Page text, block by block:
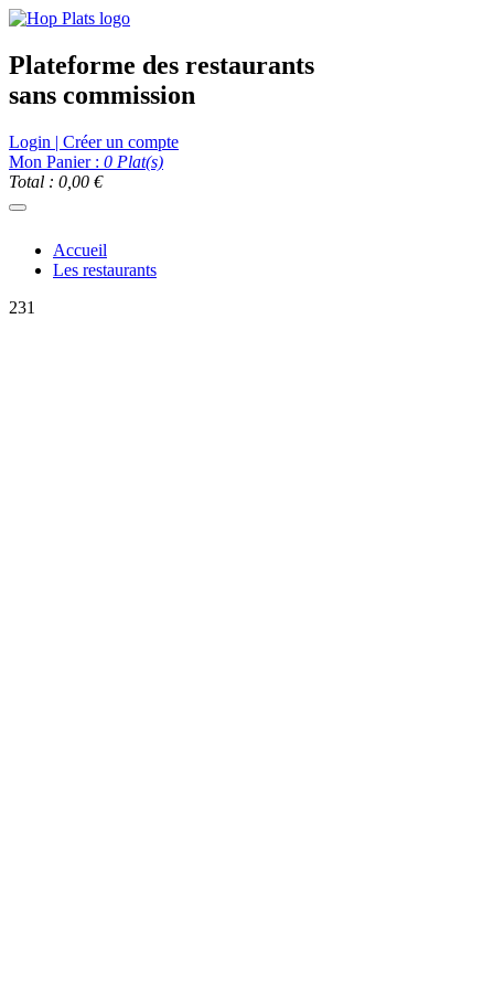
Plateforme des restaurants
sans commission
Login | Créer un compte
Mon Panier : 0 Plat(s)
Total : 0,00 €
Accueil
Les restaurants
231